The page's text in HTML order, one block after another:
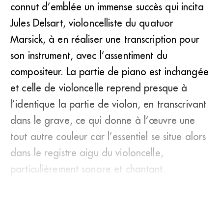
connut d’emblée un immense succès qui incita
Jules Delsart, violoncelliste du quatuor
Marsick, à en réaliser une transcription pour
son instrument, avec l’assentiment du
compositeur. La partie de piano est inchangée
et celle de violoncelle reprend presque à
l’identique la partie de violon, en transcrivant
dans le grave, ce qui donne à l’œuvre une
tout autre couleur car l’essentiel se situe alors
dans le registre aigu du violoncelle,
particulièrement sonore et chantant.